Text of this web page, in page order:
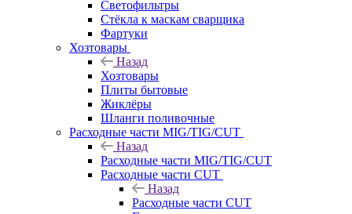
Светофильтры
Стёкла к маскам сварщика
Фартуки
Хозтовары
Назад
Хозтовары
Плиты бытовые
Жиклёры
Шланги поливочные
Расходные части MIG/TIG/CUT
Назад
Расходные части MIG/TIG/CUT
Расходные части CUT
Назад
Расходные части CUT